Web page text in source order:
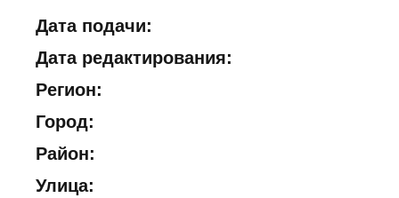
Дата подачи:
Дата редактирования:
Регион:
Город:
Район:
Улица: